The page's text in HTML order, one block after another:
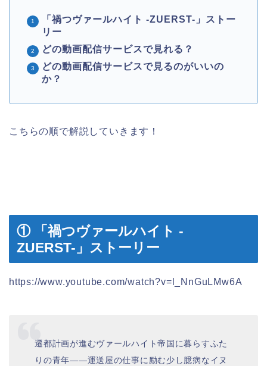
「禍つヴァールハイト -ZUERST-」ストー
リー
どの動画配信サービスで見れる？
どの動画配信サービスで見るのがいいの
か？
こちらの順で解説していきます！
① 「禍つヴァールハイト -
ZUERST-」ストーリー
https://www.youtube.com/watch?v=l_NnGuLMw6A
遷都計画が進むヴァールハイト帝国に暮らすふた
りの青年――運送屋の仕事に励む少し臆病なイヌ